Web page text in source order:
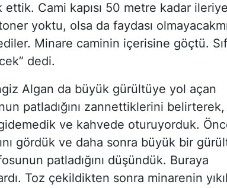
ettik. Cami kapısı 50 metre kadar
yoktu, olsa da faydası
Minare caminin içerisine göçtü.
dedi.
Algan da büyük gürültüye yol açan
patladığını zannettiklerini belirterek,
ve kahvede oturuyorduk.
gördük ve daha sonra büyük bir
patladığını düşündük. Buraya
Toz çekildikten sonra minarenin